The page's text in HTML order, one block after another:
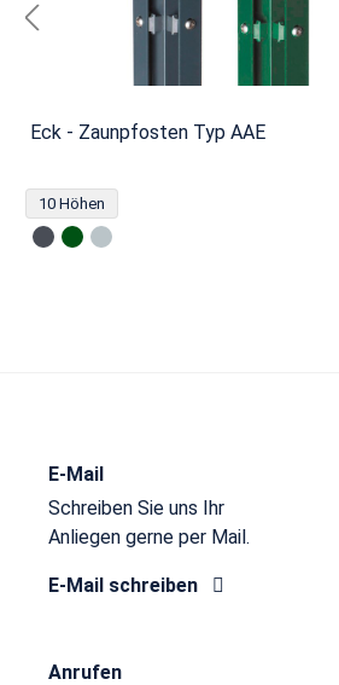
Eck - Zaunpfosten Typ AAE
10 Höhen
E-Mail
Schreiben Sie uns Ihr
Anliegen gerne per Mail.
E-Mail schreiben
Anrufen